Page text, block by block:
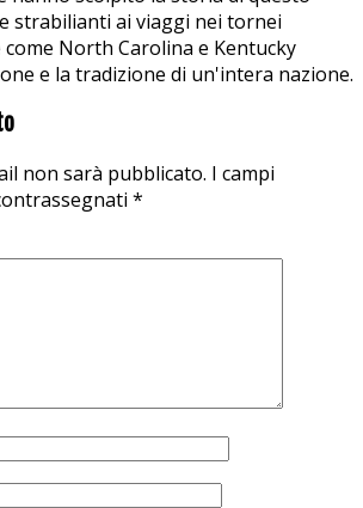
strabilianti ai viaggi nei tornei
North Carolina e Kentucky
e la tradizione di un'intera nazione.
non sarà pubblicato. I campi
*